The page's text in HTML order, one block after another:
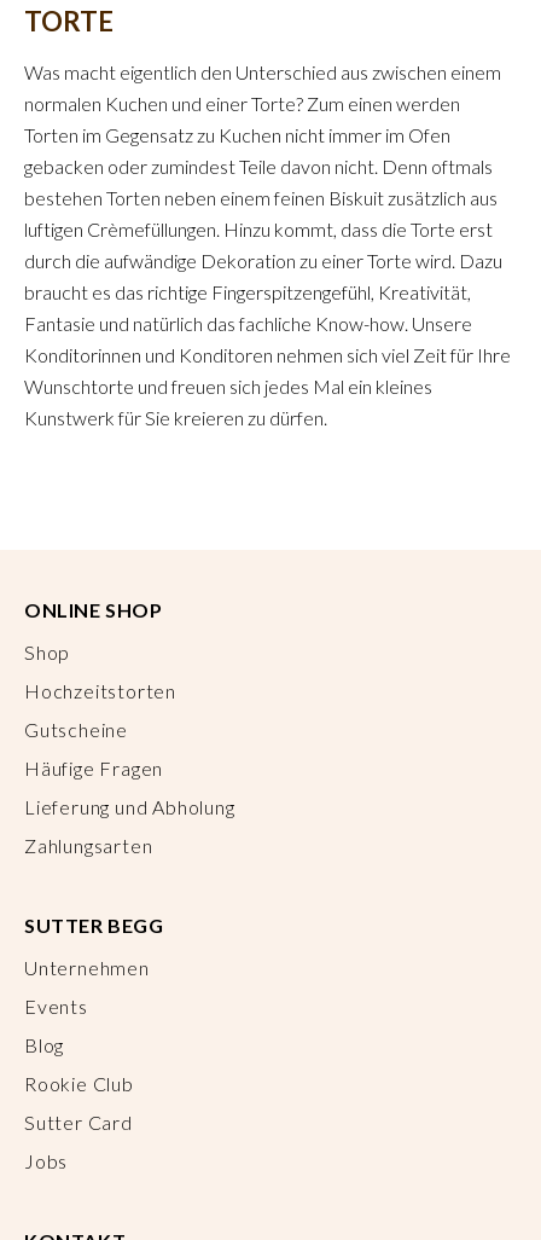
TORTE
Was macht eigentlich den Unterschied aus zwischen einem
normalen Kuchen und einer Torte? Zum einen werden
Torten im Gegensatz zu Kuchen nicht immer im Ofen
gebacken oder zumindest Teile davon nicht. Denn oftmals
bestehen Torten neben einem feinen Biskuit zusätzlich aus
luftigen Crèmefüllungen. Hinzu kommt, dass die Torte erst
durch die aufwändige Dekoration zu einer Torte wird. Dazu
braucht es das richtige Fingerspitzengefühl, Kreativität,
Fantasie und natürlich das fachliche Know-how. Unsere
Konditorinnen und Konditoren nehmen sich viel Zeit für Ihre
Wunschtorte und freuen sich jedes Mal ein kleines
Kunstwerk für Sie kreieren zu dürfen.
ONLINE SHOP
Shop
Hochzeitstorten
Gutscheine
Häufige Fragen
Lieferung und Abholung
Zahlungsarten
SUTTER BEGG
Unternehmen
Events
Blog
Rookie Club
Sutter Card
Jobs